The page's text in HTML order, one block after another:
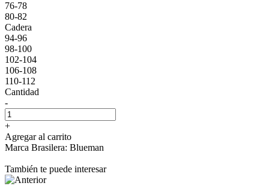
76-78
80-82
Cadera
94-96
98-100
102-104
106-108
110-112
Cantidad
-
+
Agregar al carrito
Marca Brasilera: Blueman
También te puede interesar